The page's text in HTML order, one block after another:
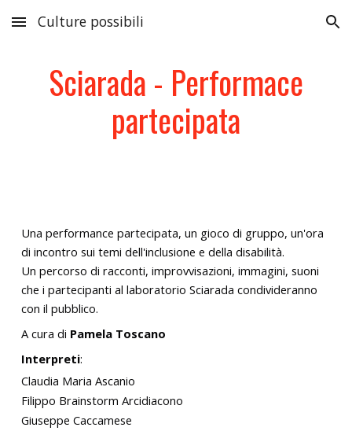
Skip to main content Skip to navigation
Culture possibili
Sciarada - Performace
partecipata
Una performance partecipata, un gioco di gruppo, un'ora
di incontro sui temi dell'inclusione e della disabilità.
Un percorso di racconti, improvvisazioni, immagini, suoni
che i partecipanti al laboratorio Sciarada condivideranno
con il pubblico.
A cura di Pamela Toscano
Interpreti:
Claudia Maria Ascanio
Filippo Brainstorm Arcidiacono
Giuseppe Caccamese